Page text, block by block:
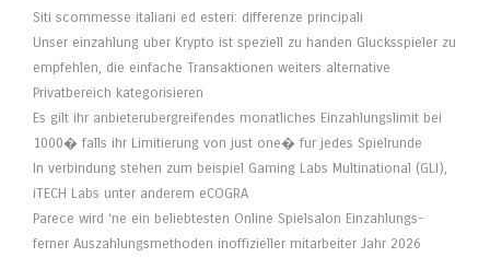
Siti scommesse italiani ed esteri: differenze principali
Unser einzahlung uber Krypto ist speziell zu handen Glucksspieler zu
empfehlen, die einfache Transaktionen weiters alternative
Privatbereich kategorisieren
Es gilt ihr anbieterubergreifendes monatliches Einzahlungslimit bei
1000� falls ihr Limitierung von just one� fur jedes Spielrunde
In verbindung stehen zum beispiel Gaming Labs Multinational (GLI),
iTECH Labs unter anderem eCOGRA
Parece wird ‘ne ein beliebtesten Online Spielsalon Einzahlungs-
ferner Auszahlungsmethoden inoffizieller mitarbeiter Jahr 2026